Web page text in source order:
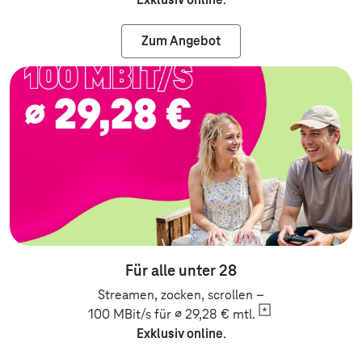
Zum Angebot
Zum Angebot:
Für alle unter 28
Streamen, zocken, scrollen –
100 MBit/s für ∅ 29,28 € mtl.
Exklusiv online.